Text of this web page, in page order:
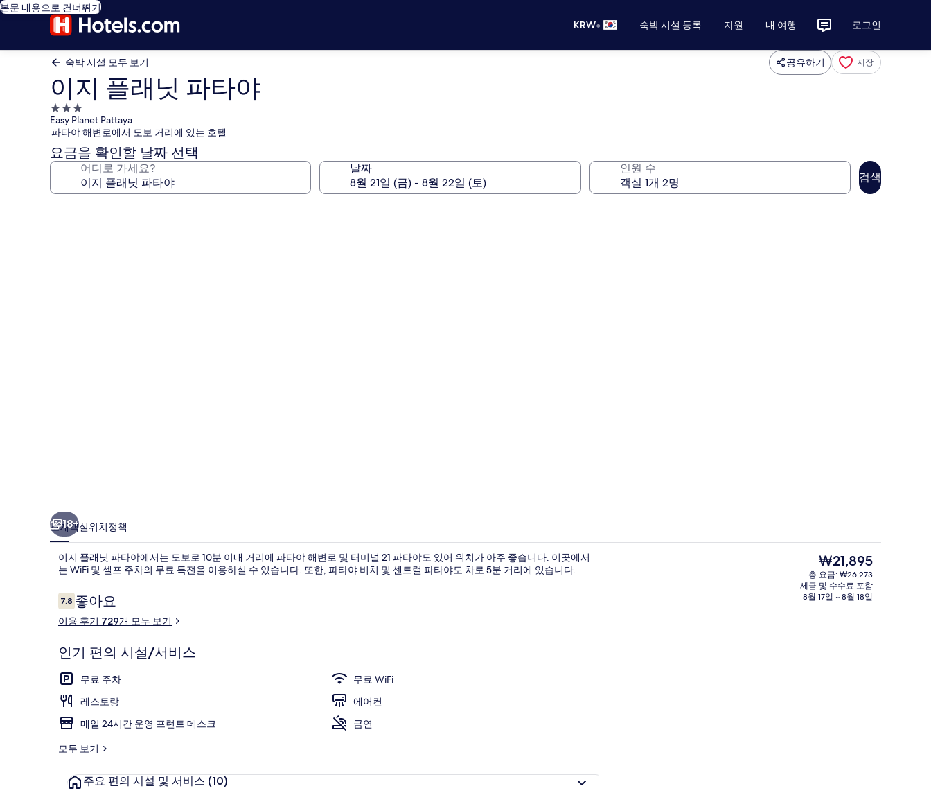
본문 내용으로 건너뛰기
KRW• 숙박 시설 등록 지원 내 여행 로그인
숙박 시설 모두 보기 공유하기 저장
이지 플래닛 파타야
3.0
성
급
숙
박
Easy Planet Pattaya
파타야 해변로에서 도보 거리에 있는 호텔
요금을 확인할 날짜 선택
어디로 가세요? 날짜 인원 수
검색
스탠다드 더블룸 | 객실 내 금고, 책상,
18+
소개객실위치정책
이지 플래닛 파타야에서는 도보로 10분 이내 거리에 파타야 해변로 및 터미널 21 파타야도 있어 위치가 아주 좋습니다. 이곳에서
는 WiFi 및 셀프 주차의 무료 특전을 이용하실 수 있습니다. 또한, 파타야 비치 및 센트럴 파타야도 차로 5분 거리에 있습니다.
이
용
후
7.810점 만점 중 7.8점.
좋아요
이용 후기 729개 모두 보기
인기 편의 시설/서비스
무료 주차
무료 WiFi
레스토랑
에어컨
매일 24시간 운영 프런트 데스크
금연
모두 보기
주요 편의 시설 및 서비스 (10)
현
재
가
격
₩21,895
총 요금: ₩26,273
세금 및 수수료 포함
8월 17일 ~ 8월 18일